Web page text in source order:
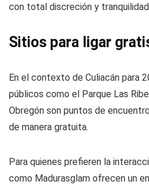
con total discreción y
Sitios para ligar
En el contexto de Culiacán para
públicos como el Parque Las
Obregón son puntos de
de manera gratuita.
Para quienes prefieren la
como Madurasglam ofrecen un